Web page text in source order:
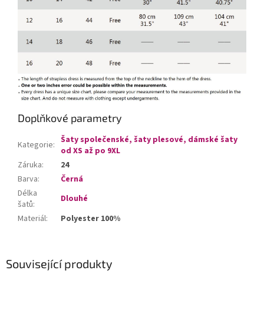
Související produkty
Doplňkové parametry
Kategorie: Šaty společenské, šaty plesové, dámské šaty
od XS až po 9XL
Záruka:
24
Barva:
Černá
Délka
šatů:
Dlouhé
Materiál: Polyester 100%